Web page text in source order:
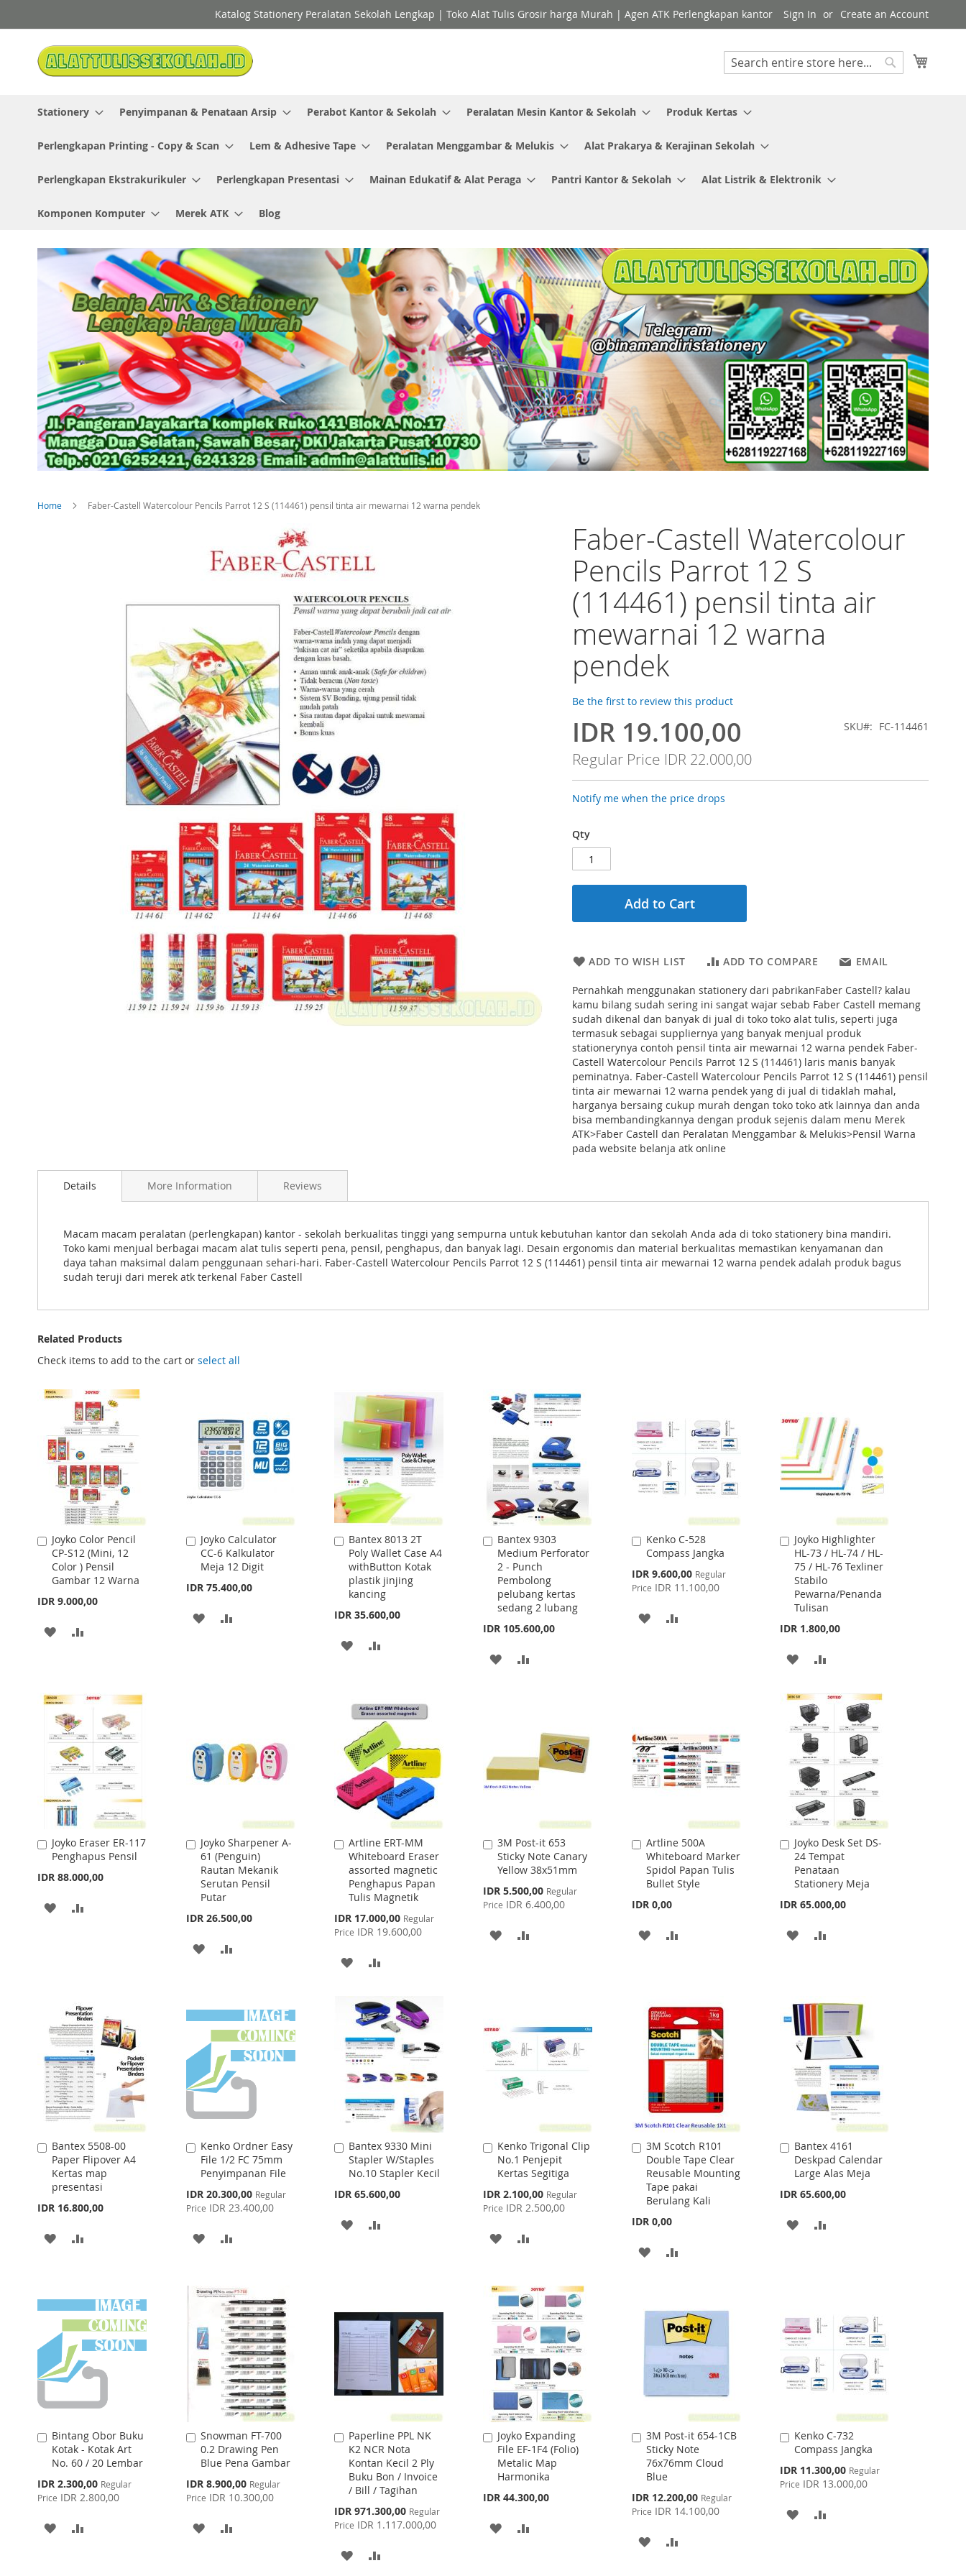
to
Content
Katalog Stationery Peralatan Sekolah Lengkap | Toko Alat Tulis Grosir harga Murah | Agen ATK Perlengkapan kantor Sign In Create an Account
Search
Stationery Penyimpanan & Penataan Arsip Perabot Kantor & Sekolah Peralatan Mesin Kantor & Sekolah Produk Kertas
Perlengkapan Printing - Copy & Scan Lem & Adhesive Tape Peralatan Menggambar & Melukis Alat Prakarya & Kerajinan Sekolah
Perlengkapan Ekstrakurikuler Perlengkapan Presentasi Mainan Edukatif & Alat Peraga Pantri Kantor & Sekolah Alat Listrik & Elektronik
Komponen Komputer Merek ATK Blog
Home Faber-Castell Watercolour Pencils Parrot 12 S (114461) pensil tinta air mewarnai 12 warna pendek
Faber-Castell Watercolour
Pencils Parrot 12 S
(114461) pensil tinta air
mewarnai 12 warna
pendek
Be the first to review this product
Special
Price
IDR 19.100,00
Regular Price IDR 22.000,00
SKU FC-114461
Notify me when the price drops
Qty
Add to Cart
ADD TO WISH LIST ADD TO COMPARE EMAIL
Pernahkah menggunakan stationery dari pabrikanFaber Castell? kalau
kamu bilang sudah sering ini sangat wajar sebab Faber Castell memang
sudah dikenal dan banyak di jual di toko toko alat tulis, seperti juga
termasuk sebagai suppliernya yang banyak menjual produk
stationerynya contoh pensil tinta air mewarnai 12 warna pendek Faber-
Castell Watercolour Pencils Parrot 12 S (114461) laris manis banyak
peminatnya. Faber-Castell Watercolour Pencils Parrot 12 S (114461) pensil
tinta air mewarnai 12 warna pendek yang di jual di tidaklah mahal,
harganya bersaing cukup murah dengan toko toko atk lainnya dan anda
bisa membandingkannya dengan produk sejenis dalam menu Merek
ATK>Faber Castell dan Peralatan Menggambar & Melukis>Pensil Warna
pada website belanja atk online
Details
Macam macam peralatan (perlengkapan) kantor - sekolah berkualitas tinggi yang sempurna untuk kebutuhan kantor dan sekolah Anda ada di toko stationery bina mandiri.
Toko kami menjual berbagai macam alat tulis seperti pena, pensil, penghapus, dan banyak lagi. Desain ergonomis dan material berkualitas memastikan kenyamanan dan
daya tahan maksimal dalam penggunaan sehari-hari. Faber-Castell Watercolour Pencils Parrot 12 S (114461) pensil tinta air mewarnai 12 warna pendek adalah produk bagus
sudah teruji dari merek atk terkenal Faber Castell
More Information Reviews
Related Products
Check items to add to the cart or select all
Joyko Color Pencil
CP-S12 (Mini, 12
Color ) Pensil
Gambar 12 Warna
IDR 9.000,00
Add
to
Cart
ADD
LIST
Joyko Calculator
CC-6 Kalkulator
Meja 12 Digit
IDR 75.400,00
Add
to
Cart
ADD
Bantex 8013 2T
Poly Wallet Case A4
withButton Kotak
plastik jinjing
kancing
IDR 35.600,00
Add
to
Cart
ADD
LIST
Bantex 9303
Medium Perforator
2 - Punch
Pembolong
pelubang kertas
sedang 2 lubang
IDR 105.600,00
Add
to
Cart
ADD
Kenko C-528
Compass Jangka
Special
Price
IDR 9.600,00 Regular
Price IDR 11.100,00
Add
to
Cart
ADD
Joyko Highlighter
HL-73 / HL-74 / HL-
75 / HL-76 Texliner
Stabilo
Pewarna/Penanda
Tulisan
IDR 1.800,00
Add
to
Cart
ADD
WISH
LIST
COMPARE
Joyko Eraser ER-117
Penghapus Pensil
IDR 88.000,00
Add
to
Cart
ADD
Joyko Sharpener A-
61 (Penguin)
Rautan Mekanik
Serutan Pensil
Putar
IDR 26.500,00
Add
to
Cart
ADD
LIST
Artline ERT-MM
Whiteboard Eraser
assorted magnetic
Penghapus Papan
Tulis Magnetik
Special
Price
IDR 17.000,00 Regular
Price IDR 19.600,00
Add
to
Cart
ADD
WISH
LIST
COMPARE
3M Post-it 653
Sticky Note Canary
Yellow 38x51mm
Special
Price
IDR 5.500,00 Regular
Price IDR 6.400,00
Add
to
Cart
ADD
Artline 500A
Whiteboard Marker
Spidol Papan Tulis
Bullet Style
IDR 0,00
Add
to
Cart
ADD
LIST
Joyko Desk Set DS-
24 Tempat
Penataan
Stationery Meja
IDR 65.000,00
Add
to
Cart
ADD
LIST
Bantex 5508-00
Paper Flipover A4
Kertas map
presentasi
IDR 16.800,00
Add
to
Cart
ADD
LIST
Kenko Ordner Easy
File 1/2 FC 75mm
Penyimpanan File
Special
Price
IDR 20.300,00 Regular
Price IDR 23.400,00
Add
to
Cart
ADD
WISH
LIST
COMPARE
Bantex 9330 Mini
Stapler W/Staples
No.10 Stapler Kecil
IDR 65.600,00
Add
to
Cart
ADD
Kenko Trigonal Clip
No.1 Penjepit
Kertas Segitiga
Special
Price
IDR 2.100,00 Regular
Price IDR 2.500,00
Add
to
Cart
ADD
WISH
LIST
COMPARE
3M Scotch R101
Double Tape Clear
Reusable Mounting
Tape pakai
Berulang Kali
IDR 0,00
Add
to
Cart
ADD
LIST
Bantex 4161
Deskpad Calendar
Large Alas Meja
IDR 65.600,00
Add
to
Cart
ADD
Bintang Obor Buku
Kotak - Kotak Art
No. 60 / 20 Lembar
Special
Price
IDR 2.300,00 Regular
Price IDR 2.800,00
Add
to
Cart
ADD
Snowman FT-700
0.2 Drawing Pen
Blue Pena Gambar
Special
Price
IDR 8.900,00 Regular
Price IDR 10.300,00
Add
to
Cart
ADD
Paperline PPL NK
K2 NCR Nota
Kontan Kecil 2 Ply
Buku Bon / Invoice
/ Bill / Tagihan
Special
Price
IDR 971.300,00 Regular
Price IDR 1.117.000,00
Add
to
Cart
ADD
Joyko Expanding
File EF-1F4 (Folio)
Metalic Map
Harmonika
IDR 44.300,00
Add
to
Cart
ADD
3M Post-it 654-1CB
Sticky Note
76x76mm Cloud
Blue
Special
Price
IDR 12.200,00 Regular
Price IDR 14.100,00
Add
to
Cart
ADD
Kenko C-732
Compass Jangka
Special
Price
IDR 11.300,00 Regular
Price IDR 13.000,00
Add
to
Cart
ADD